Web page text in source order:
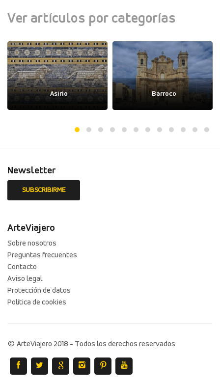
Ver artículos por categorías
Asirio Barroco
Newsletter
ArteViajero
Sobre nosotros
Preguntas frecuentes
Contacto
Aviso legal
Protección de datos
Política de cookies
© ArteViajero 2018 - Todos los derechos reservados